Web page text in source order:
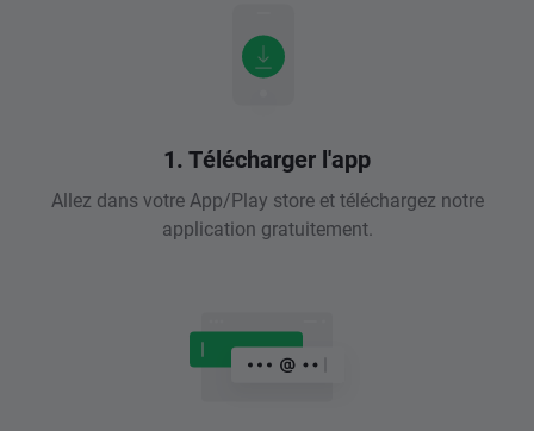
1. Télécharger l'app
Allez dans votre App/Play store et téléchargez notre
application gratuitement.